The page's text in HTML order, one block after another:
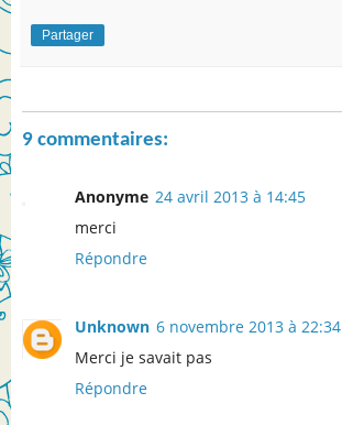
Partager
9 commentaires:
Anonyme 24 avril 2013 à 14:45
merci
Répondre
Unknown 6 novembre 2013 à 22:34
Merci je savait pas
Répondre